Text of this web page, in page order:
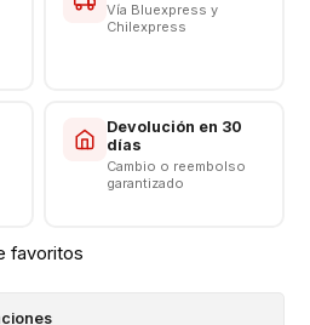
Vía Bluexpress y
Chilexpress
Devolución en 30
días
Cambio o reembolso
garantizado
favoritos